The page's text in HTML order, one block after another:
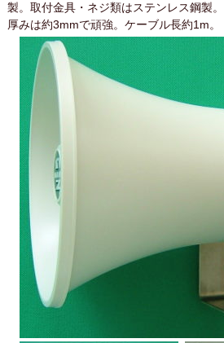
製。取付金具・ネジ類はステンレス鋼製
厚みは約3mmで頑強。ケーブル長約1m。